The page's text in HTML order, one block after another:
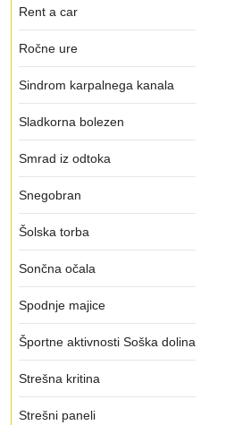
Rent a car
Ročne ure
Sindrom karpalnega kanala
Sladkorna bolezen
Smrad iz odtoka
Snegobran
Šolska torba
Sončna očala
Spodnje majice
Športne aktivnosti Soška dolina
Strešna kritina
Strešni paneli